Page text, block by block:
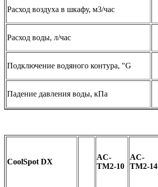
Расход воздуха в шкафу, м3/час
Расход воды, л/час
Подключение водяного контура, "G
Падение давления воды, кПа
CoolSpot DX
AC-
TM2-10
AC-
TM2-14